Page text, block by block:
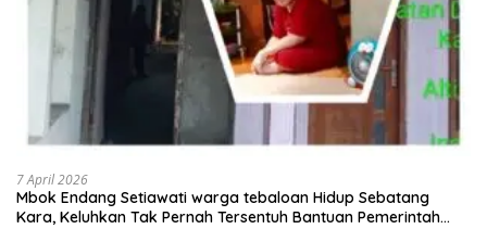
7 April 2026
Mbok Endang Setiawati warga tebaloan Hidup Sebatang
Kara, Keluhkan Tak Pernah Tersentuh Bantuan Pemerintah